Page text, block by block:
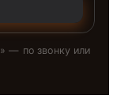
» — по звонку или